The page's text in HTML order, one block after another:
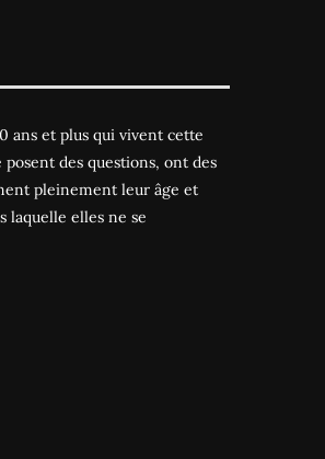
ans et plus qui vivent cette
des questions, ont des
pleinement leur âge et
laquelle elles ne se